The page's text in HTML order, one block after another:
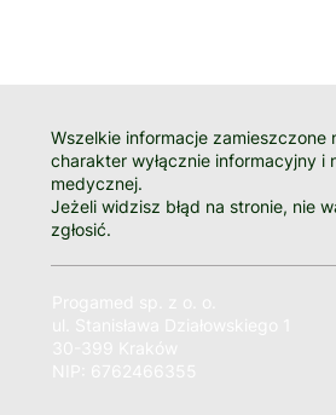
Wszelkie informacje zamieszczone
charakter wyłącznie informacyjny i
medycznej.
Jeżeli widzisz błąd na stronie, nie
zgłosić.